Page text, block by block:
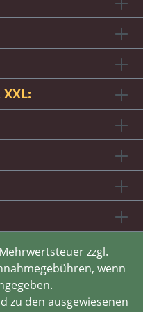
zzgl.
wenn
zu den ausgewiesenen